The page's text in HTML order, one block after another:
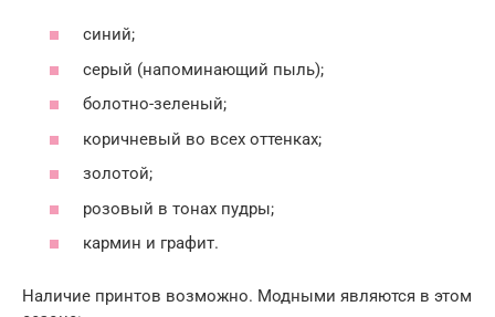
синий;
серый (напоминающий пыль);
болотно-зеленый;
коричневый во всех оттенках;
золотой;
розовый в тонах пудры;
кармин и графит.
Наличие принтов возможно. Модными являются в этом